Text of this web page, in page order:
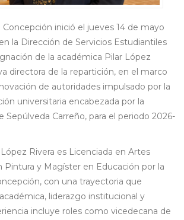
Concepción inició el jueves 14 de mayo
la Dirección de Servicios Estudiantiles
de la académica Pilar López
directora de la repartición, en el marco
de autoridades impulsado por la
universitaria encabezada por la
Sepúlveda Carreño, para el periodo 2026-
Rivera es Licenciada en Artes
Pintura y Magíster en Educación por la
con una trayectoria que
liderazgo institucional y
incluye roles como vicedecana de